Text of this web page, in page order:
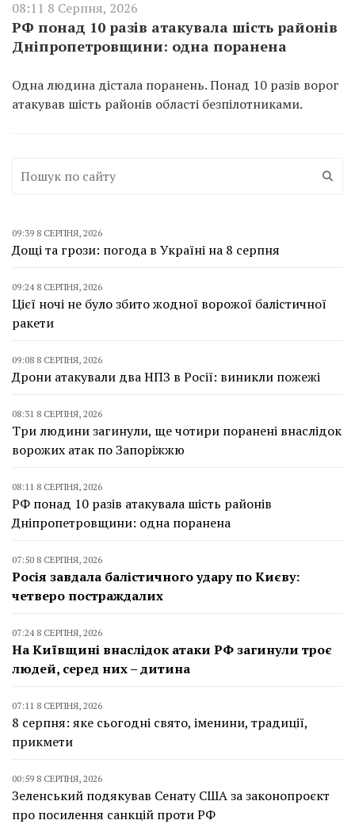
08:11 8 Серпня, 2026
РФ понад 10 разів атакувала шість районів
Дніпропетровщини: одна поранена
Одна людина дістала поранень. Понад 10 разів ворог
атакував шість районів області безпілотниками.
09:39 8 СЕРПНЯ, 2026
Дощі та грози: погода в Україні на 8 серпня
09:24 8 СЕРПНЯ, 2026
Цієї ночі не було збито жодної ворожої балістичної
ракети
09:08 8 СЕРПНЯ, 2026
Дрони атакували два НПЗ в Росії: виникли пожежі
08:31 8 СЕРПНЯ, 2026
Три людини загинули, ще чотири поранені внаслідок
ворожих атак по Запоріжжю
08:11 8 СЕРПНЯ, 2026
РФ понад 10 разів атакувала шість районів
Дніпропетровщини: одна поранена
07:50 8 СЕРПНЯ, 2026
Росія завдала балістичного удару по Києву:
четверо постраждалих
07:24 8 СЕРПНЯ, 2026
На Київщині внаслідок атаки РФ загинули троє
людей, серед них – дитина
07:11 8 СЕРПНЯ, 2026
8 серпня: яке сьогодні свято, іменини, традиції,
прикмети
00:59 8 СЕРПНЯ, 2026
Зеленський подякував Сенату США за законопроєкт
про посилення санкцій проти РФ